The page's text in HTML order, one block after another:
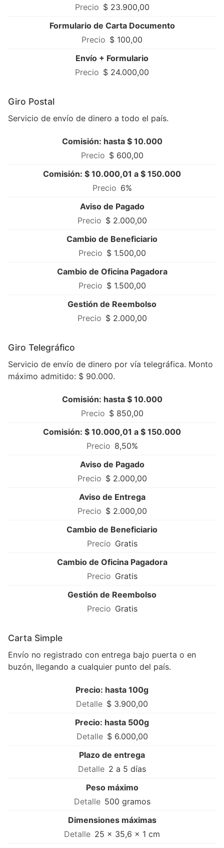
$ 23.900,00
Formulario de Carta Documento
$ 100,00
Envío + Formulario
$ 24.000,00
Giro Postal
Servicio de envío de dinero a todo el país.
Comisión: hasta $ 10.000
$ 600,00
Comisión: $ 10.000,01 a $ 150.000
6%
Aviso de Pagado
$ 2.000,00
Cambio de Beneficiario
$ 1.500,00
Cambio de Oficina Pagadora
$ 1.500,00
Gestión de Reembolso
$ 2.000,00
Giro Telegráfico
Servicio de envío de dinero por vía telegráfica. Monto
máximo admitido: $ 90.000.
Comisión: hasta $ 10.000
$ 850,00
Comisión: $ 10.000,01 a $ 150.000
8,50%
Aviso de Pagado
$ 2.000,00
Aviso de Entrega
$ 2.000,00
Cambio de Beneficiario
Gratis
Cambio de Oficina Pagadora
Gratis
Gestión de Reembolso
Gratis
Carta Simple
Envío no registrado con entrega bajo puerta o en
buzón, llegando a cualquier punto del país.
Precio: hasta 100g
$ 3.900,00
Precio: hasta 500g
$ 6.000,00
Plazo de entrega
2 a 5 días
Peso máximo
500 gramos
Dimensiones máximas
25 × 35,6 × 1 cm